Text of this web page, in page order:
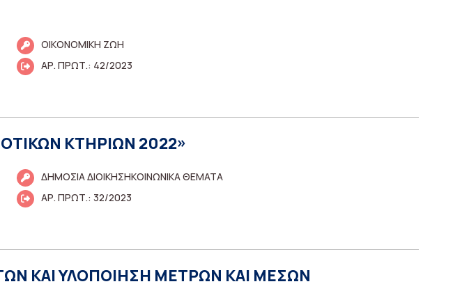
ΟΙΚΟΝΟΜΙΚΗ ΖΩΗ
ΑΡ. ΠΡΩΤ.: 42/2023
ΚΤΗΡΙΩΝ 2022»
ΔΗΜΟΣΙΑ ΔΙΟΙΚΗΣΗΚΟΙΝΩΝΙΚΑ ΘΕΜΑΤΑ
ΑΡ. ΠΡΩΤ.: 32/2023
ΚΑΙ ΥΛΟΠΟΙΗΣΗ ΜΕΤΡΩΝ ΚΑΙ ΜΕΣΩΝ